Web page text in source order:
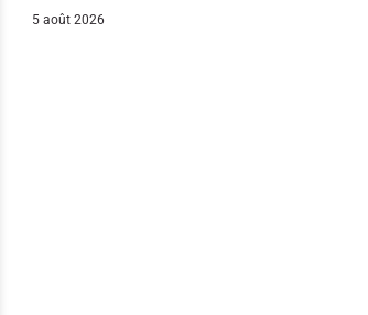
5 août 2026